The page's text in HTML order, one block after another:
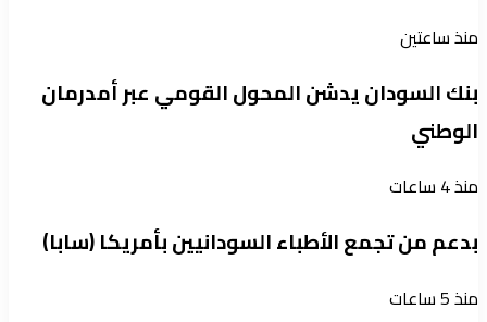
منذ ساعتين
بنك السودان يدشن المحول القومي عبر أمدرمان
الوطني
منذ 4 ساعات
بدعم من تجمع الأطباء السودانيين بأمريكا (سابا)
منذ 5 ساعات